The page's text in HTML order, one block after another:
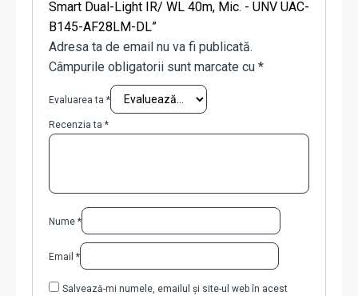
Smart Dual-Light IR/ WL 40m, Mic. - UNV UAC-
B145-AF28LM-DL”
Adresa ta de email nu va fi publicată.
Câmpurile obligatorii sunt marcate cu *
Evaluarea ta *
Recenzia ta *
Nume *
Email *
Salvează-mi numele, emailul și site-ul web în acest